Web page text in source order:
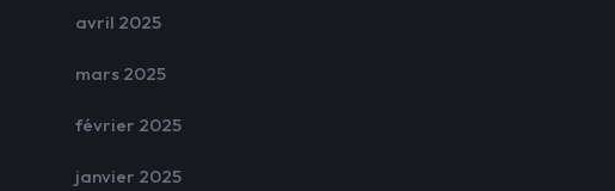
avril 2025
mars 2025
février 2025
janvier 2025